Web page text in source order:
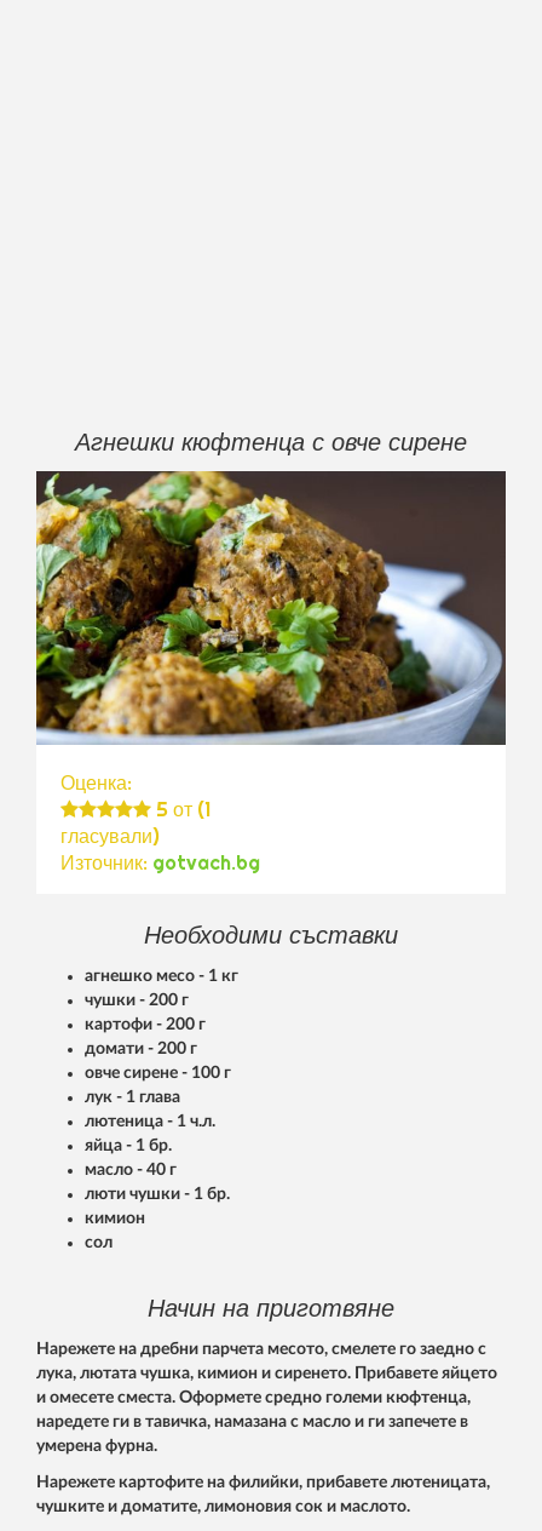
Агнешки кюфтенца с овче сирене
Оценка:
5 от (1
гласували)
Източник: gotvach.bg
Необходими съставки
агнешко месо - 1 кг
чушки - 200 г
картофи - 200 г
домати - 200 г
овче сирене - 100 г
лук - 1 глава
лютеница - 1 ч.л.
яйца - 1 бр.
масло - 40 г
люти чушки - 1 бр.
кимион
сол
Начин на приготвяне
Нарежете на дребни парчета месото, смелете го заедно с
лука, лютата чушка, кимион и сиренето. Прибавете яйцето
и омесете сместа. Оформете средно големи кюфтенца,
наредете ги в тавичка, намазана с масло и ги запечете в
умерена фурна.
Нарежете картофите на филийки, прибавете лютеницата,
чушките и доматите, лимоновия сок и маслото.